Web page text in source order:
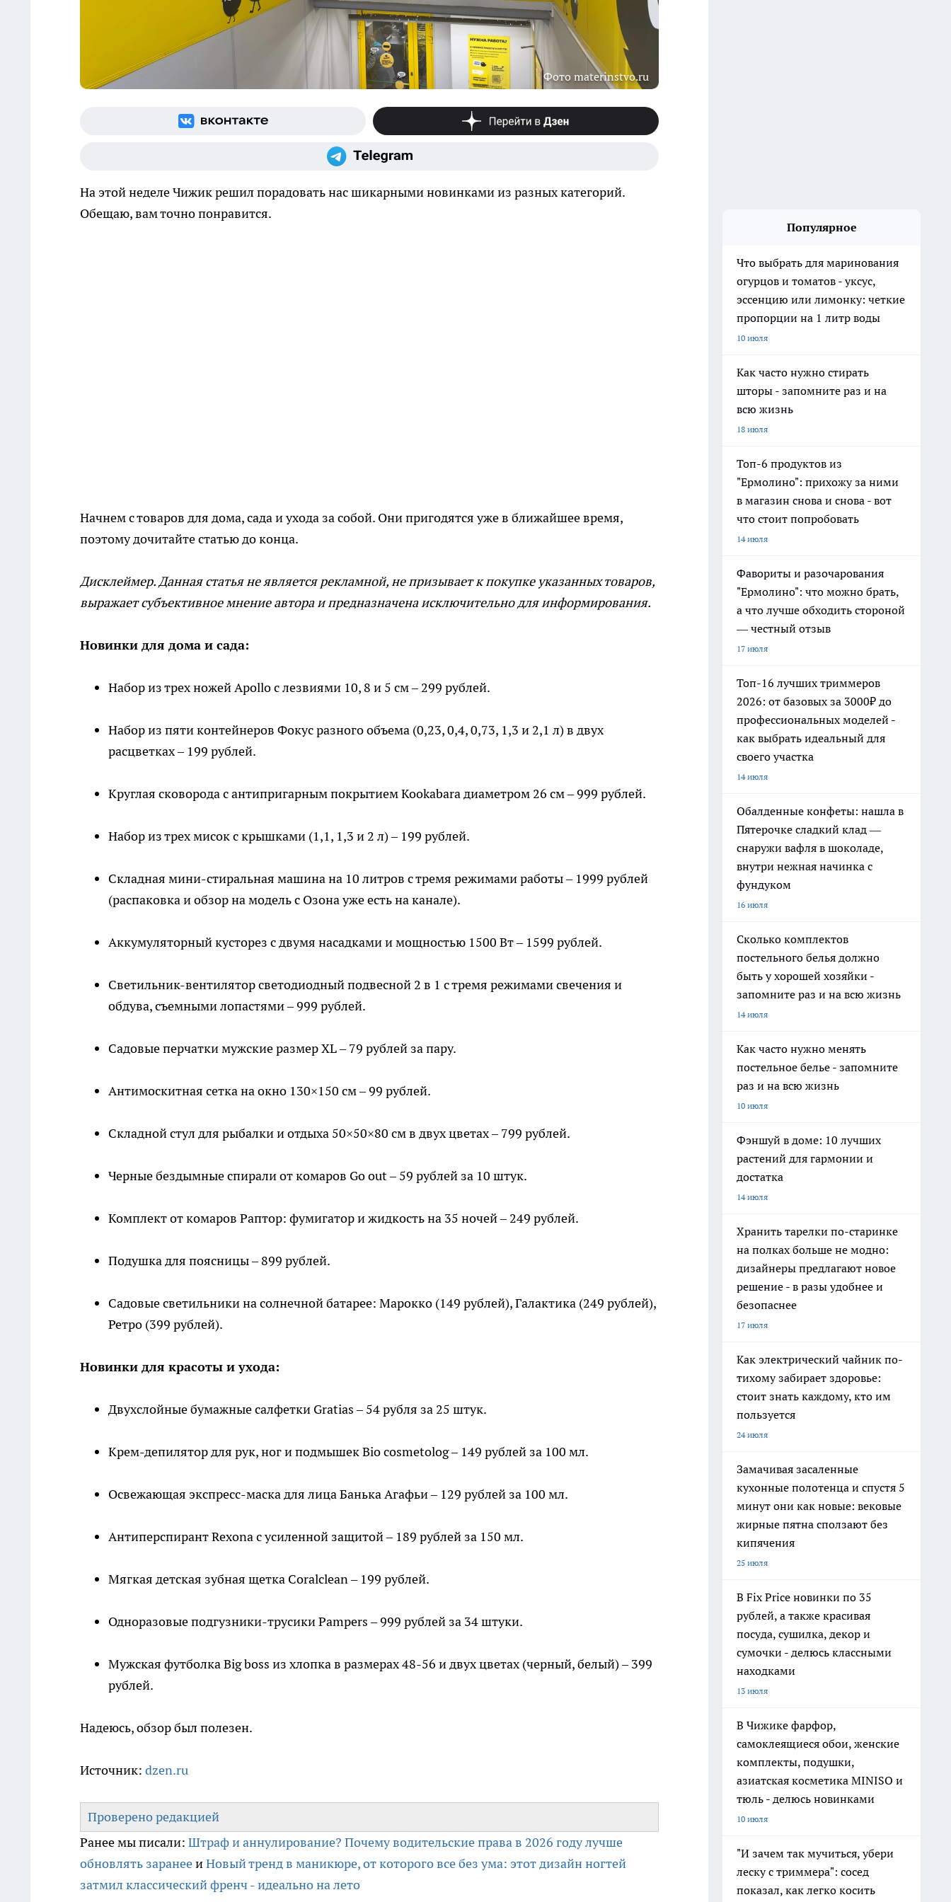
Фото materinstvo.ru
На этой неделе Чижик решил порадовать нас шикарными новинками из разных категорий.
Обещаю, вам точно понравится.
Начнем с товаров для дома, сада и ухода за собой. Они пригодятся уже в ближайшее время,
поэтому дочитайте статью до конца.
Дисклеймер. Данная статья не является рекламной, не призывает к покупке указанных товаров,
выражает субъективное мнение автора и предназначена исключительно для информирования.
Новинки для дома и сада:
Набор из трех ножей Apollo с лезвиями 10, 8 и 5 см – 299 рублей.
Набор из пяти контейнеров Фокус разного объема (0,23, 0,4, 0,73, 1,3 и 2,1 л) в двух
расцветках – 199 рублей.
Круглая сковорода с антипригарным покрытием Kookabara диаметром 26 см – 999 рублей.
Набор из трех мисок с крышками (1,1, 1,3 и 2 л) – 199 рублей.
Складная мини-стиральная машина на 10 литров с тремя режимами работы – 1999 рублей
(распаковка и обзор на модель с Озона уже есть на канале).
Аккумуляторный кусторез с двумя насадками и мощностью 1500 Вт – 1599 рублей.
Светильник-вентилятор светодиодный подвесной 2 в 1 с тремя режимами свечения и
обдува, съемными лопастями – 999 рублей.
Садовые перчатки мужские размер XL – 79 рублей за пару.
Антимоскитная сетка на окно 130×150 см – 99 рублей.
Складной стул для рыбалки и отдыха 50×50×80 см в двух цветах – 799 рублей.
Черные бездымные спирали от комаров Go out – 59 рублей за 10 штук.
Комплект от комаров Раптор: фумигатор и жидкость на 35 ночей – 249 рублей.
Подушка для поясницы – 899 рублей.
Садовые светильники на солнечной батарее: Марокко (149 рублей), Галактика (249 рублей),
Ретро (399 рублей).
Новинки для красоты и ухода:
Двухслойные бумажные салфетки Gratias – 54 рубля за 25 штук.
Крем-депилятор для рук, ног и подмышек Bio cosmetolog – 149 рублей за 100 мл.
Освежающая экспресс-маска для лица Банька Агафьи – 129 рублей за 100 мл.
Антиперспирант Rexona с усиленной защитой – 189 рублей за 150 мл.
Мягкая детская зубная щетка Coralclean – 199 рублей.
Одноразовые подгузники-трусики Pampers – 999 рублей за 34 штуки.
Мужская футболка Big boss из хлопка в размерах 48-56 и двух цветах (черный, белый) – 399
рублей.
Надеюсь, обзор был полезен.
Источник: dzen.ru
Проверено редакцией
Ранее мы писали: Штраф и аннулирование? Почему водительские права в 2026 году лучше
обновлять заранееиНовый тренд в маникюре, от которого все без ума: этот дизайн ногтей
затмил классический френч - идеально на лето
Популярное
Что выбрать для маринования
огурцов и томатов - уксус,
эссенцию или лимонку: четкие
пропорции на 1 литр воды
10 июля
Как часто нужно стирать
шторы - запомните раз и на
всю жизнь
18 июля
Топ-6 продуктов из
"Ермолино": прихожу за ними
в магазин снова и снова - вот
что стоит попробовать
14 июля
Фавориты и разочарования
"Ермолино": что можно брать,
а что лучше обходить стороной
— честный отзыв
17 июля
Топ-16 лучших триммеров
2026: от базовых за 3000₽ до
профессиональных моделей -
как выбрать идеальный для
своего участка
14 июля
Обалденные конфеты: нашла в
Пятерочке сладкий клад —
снаружи вафля в шоколаде,
внутри нежная начинка с
фундуком
16 июля
Сколько комплектов
постельного белья должно
быть у хорошей хозяйки -
запомните раз и на всю жизнь
14 июля
Как часто нужно менять
постельное белье - запомните
раз и на всю жизнь
10 июля
Фэншуй в доме: 10 лучших
растений для гармонии и
достатка
14 июля
Хранить тарелки по-старинке
на полках больше не модно:
дизайнеры предлагают новое
решение - в разы удобнее и
безопаснее
17 июля
Как электрический чайник по-
тихому забирает здоровье:
стоит знать каждому, кто им
пользуется
24 июля
Замачивая засаленные
кухонные полотенца и спустя 5
минут они как новые: вековые
жирные пятна сползают без
кипячения
25 июля
В Fix Price новинки по 35
рублей, а также красивая
посуда, сушилка, декор и
сумочки - делюсь классными
находками
13 июля
В Чижике фарфор,
самоклеящиеся обои, женские
комплекты, подушки,
азиатская косметика MINISO и
тюль - делюсь новинками
10 июля
"И зачем так мучиться, убери
леску с триммера": сосед
показал, как легко косить